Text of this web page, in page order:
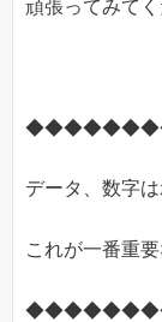
頑張ってみて
データ、数字は
これが一番重